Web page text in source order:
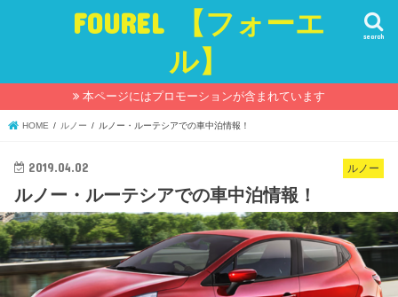
FOUREL 【フォーエ
ル】
search
本ページにはプロモーションが含まれています
HOME ルノー ルノー・ルーテシアでの車中泊情報！
ルノー
2019.04.02
ルノー・ルーテシアでの車中泊情報！